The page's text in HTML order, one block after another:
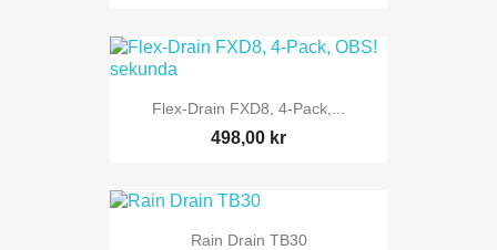
Flex-Drain FXD8, 4-Pack,...
498,00 kr
Rain Drain TB30